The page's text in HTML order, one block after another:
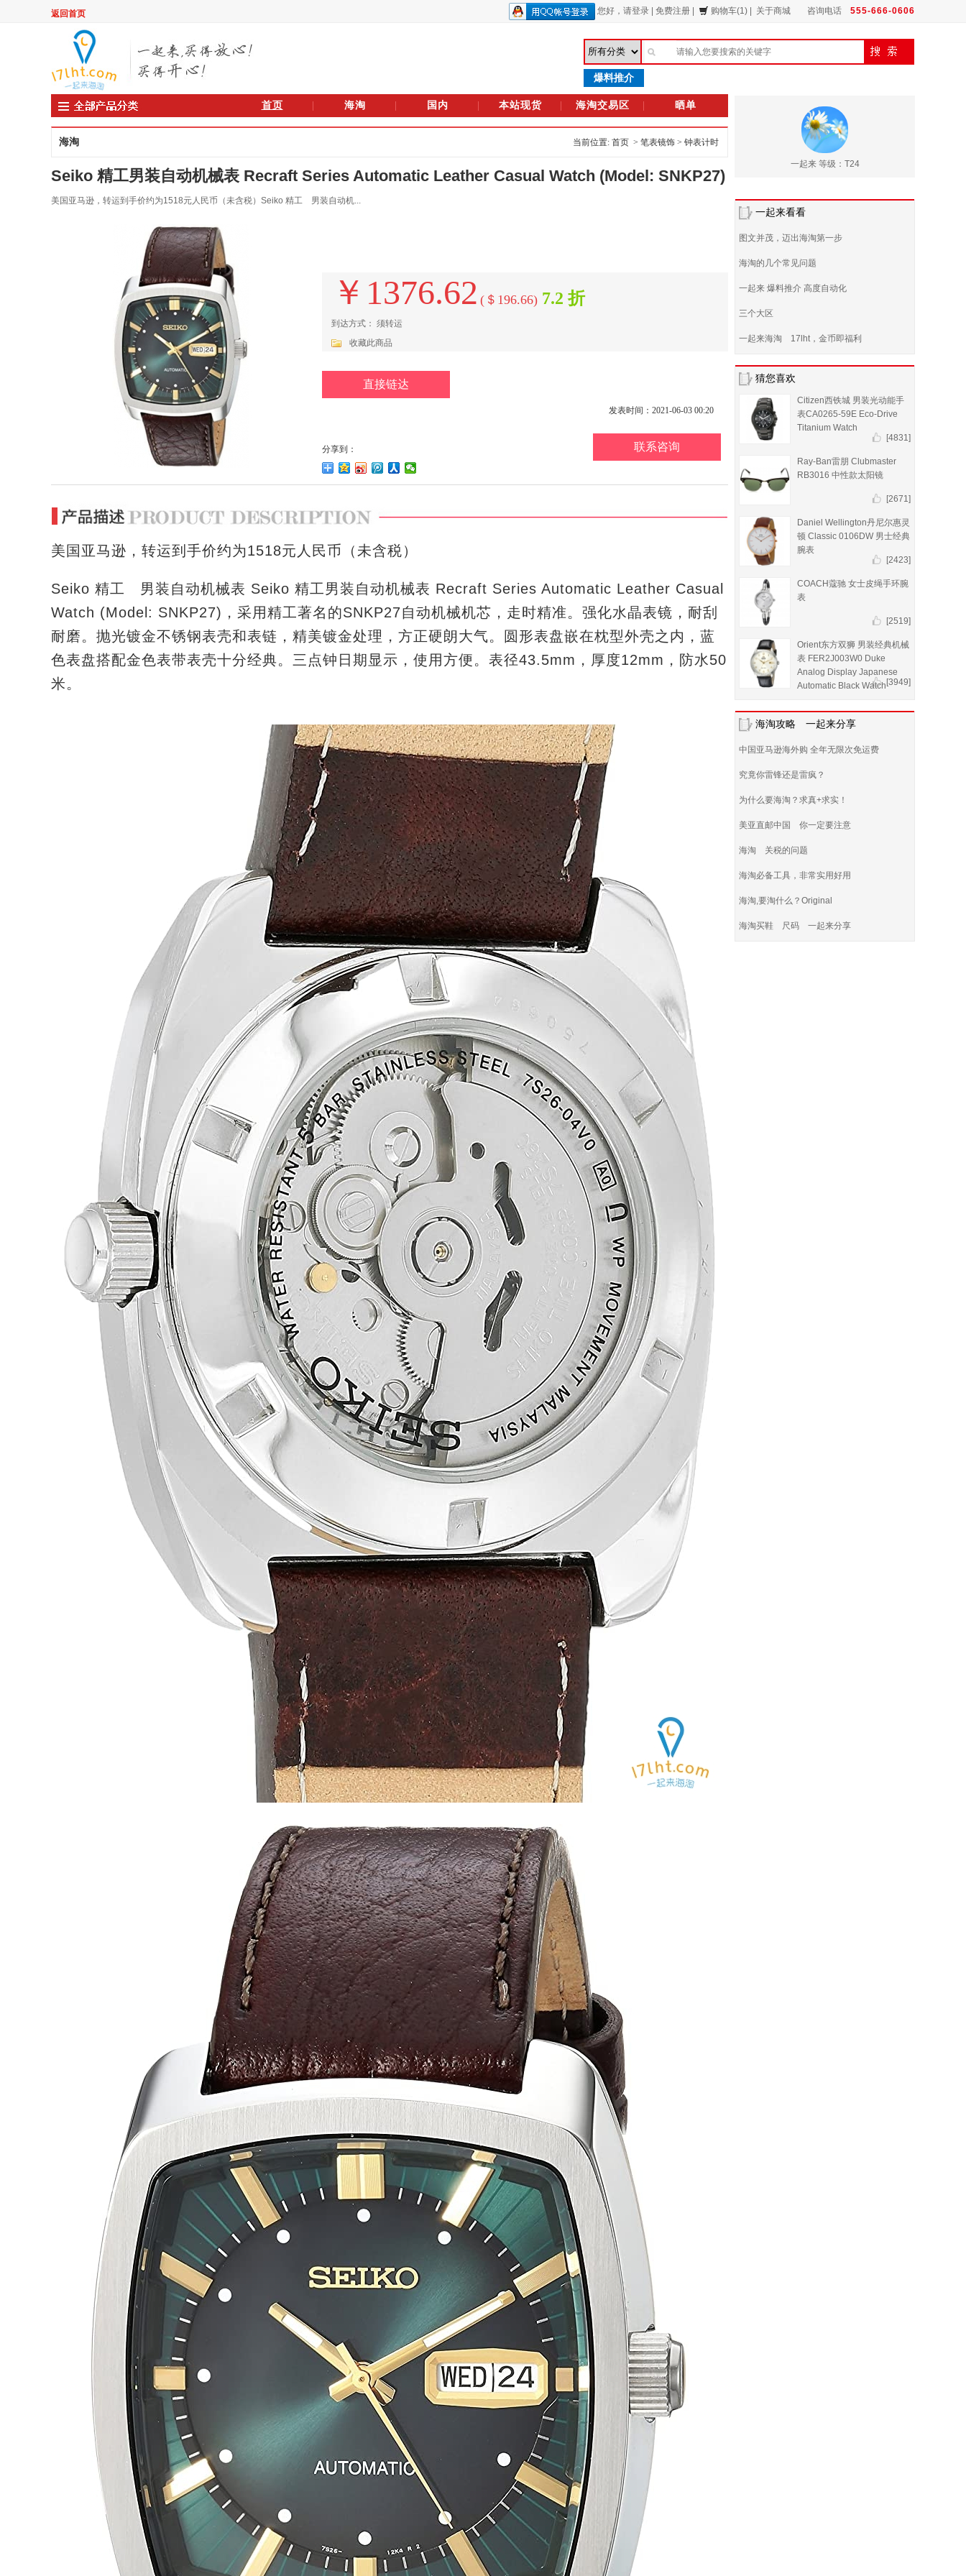
返回首页 您好， 请登录 免费注册 购物车(1) 关于商城 咨询电话 555-666-0606
爆料推介
首页 海淘 国内 本站现货 海淘交易区 晒单
海淘 当前位置: 首页 > 笔表镜饰 > 钟表计时
Seiko 精工男装自动机械表 Recraft Series Automatic Leather Casual Watch (Model: SNKP27)
美国亚马逊，转运到手价约为1518元人民币（未含税）Seiko 精工 男装自动机...
￥1376.62 (＄196.66) 7.2 折
到达方式： 须转运
收藏此商品
直接链达
发表时间：2021-06-03 00:20
联系咨询
分享到：
美国亚马逊，转运到手价约为1518元人民币（未含税）
Seiko 精工 男装自动机械表 Seiko 精工男装自动机械表 Recraft Series Automatic Leather Casual
Watch (Model: SNKP27)， 采用精工著名的SNKP27自动机械机芯，走时精准。强化水晶表镜，耐刮
耐磨。抛光镀金不锈钢表壳和表链，精美镀金处理，方正硬朗大气。圆形表盘嵌在枕型外壳之内，蓝
色表盘搭配金色表带表壳十分经典。三点钟日期显示，使用方便。表径43.5mm，厚度12mm，防水50
米。
一起来 等级：T24
一起来看看
图文并茂，迈出海淘第一步
海淘的几个常见问题
一起来 爆料推介 高度自动化
三个大区
一起来海淘 17lht，金币即福利
猜您喜欢
Citizen西铁城 男装光动能手
表CA0265-59E Eco-Drive
Titanium Watch
[4831]
Ray-Ban雷朋 Clubmaster
RB3016 中性款太阳镜
[2671]
Daniel Wellington丹尼尔惠灵
顿 Classic 0106DW 男士经典
腕表
[2423]
COACH蔻驰 女士皮绳手环腕
表
[2519]
Orient东方双狮 男装经典机械
表 FER2J003W0 Duke
Analog Display Japanese
Automatic Black Watch [3949]
海淘攻略 一起来分享
中国亚马逊海外购 全年无限次免运费
究竟你雷锋还是雷疯？
为什么要海淘？求真+求实！
美亚直邮中国 你一定要注意
海淘 关税的问题
海淘必备工具，非常实用好用
海淘,要淘什么？Original
海淘买鞋 尺码 一起来分享